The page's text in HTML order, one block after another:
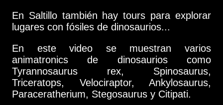
En Saltillo también hay tours para explorar
lugares con fósiles de dinosaurios...
En este video se muestran varios
animatronics de dinosaurios como
Tyrannosaurus rex, Spinosaurus,
Triceratops, Velociraptor, Ankylosaurus,
Paraceratherium, Stegosaurus y Citipati.